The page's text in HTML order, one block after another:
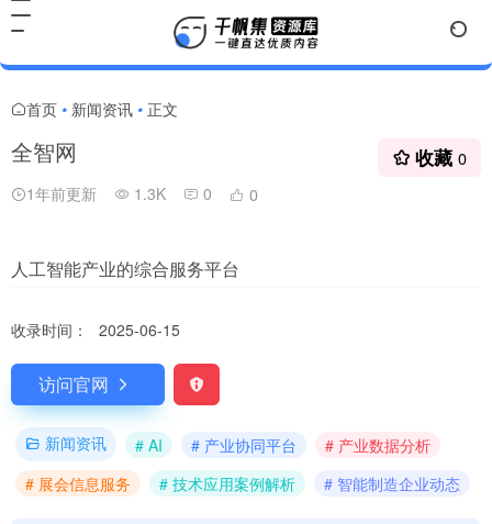
首页 • 新闻资讯 • 正文
全智网
1年前更新 1.3K 0 0
收藏 0
人工智能产业的综合服务平台
收录时间： 2025-06-15
访问官网
新闻资讯 # AI # 产业协同平台
# 产业数据分析
# 展会信息服务
# 技术应用案例解析 # 智能制造企业动态